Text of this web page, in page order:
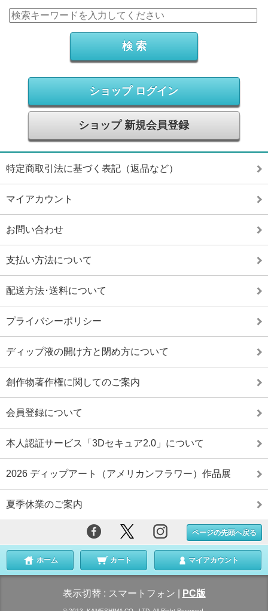
ショップ ログイン
ショップ 新規会員登録
特定商取引法に基づく表記（返品など）
マイアカウント
お問い合わせ
支払い方法について
配送方法･送料について
プライバシーポリシー
ディップ液の開け方と閉め方について
創作物著作権に関してのご案内
会員登録について
本人認証サービス「3Dセキュア2.0」について
2026 ディップアート（アメリカンフラワー）作品展
夏季休業のご案内
ページの先頭へ戻る
ホーム カート マイアカウント
表示切替 : スマートフォン PC版